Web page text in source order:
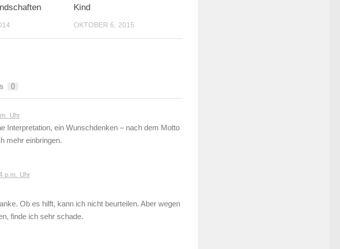
Kind
OKTOBER 6, 2015
0
Uhr
Interpretation, ein Wunschdenken – nach dem Motto
mehr einbringen.
p.m. Uhr
Ob es hilft, kann ich nicht beurteilen. Aber wegen
finde ich sehr schade.